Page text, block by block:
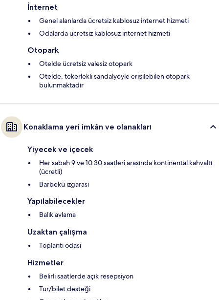
İnternet
Genel alanlarda ücretsiz kablosuz internet hizmeti
Odalarda ücretsiz kablosuz internet hizmeti
Otopark
Otelde ücretsiz valesiz otopark
Otelde, tekerlekli sandalyeyle erişilebilen otopark
bulunmaktadır
Konaklama yeri imkân ve olanakları
Yiyecek ve içecek
Her sabah 9 ve 10.30 saatleri arasında kontinental kahvaltı
(ücretli)
Barbekü ızgarası
Yapılabilecekler
Balık avlama
Uzaktan çalışma
Toplantı odası
Hizmetler
Belirli saatlerde açık resepsiyon
Tur/bilet desteği